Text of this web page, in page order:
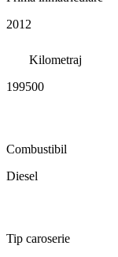
2012
Kilometraj
199500
Combustibil
Diesel
Tip caroserie